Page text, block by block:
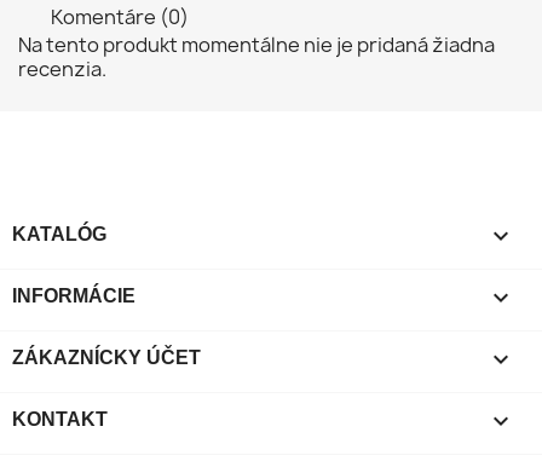
Komentáre (0)
Na tento produkt momentálne nie je pridaná žiadna
recenzia.
KATALÓG 
INFORMÁCIE 
ZÁKAZNÍCKY ÚČET 
KONTAKT 